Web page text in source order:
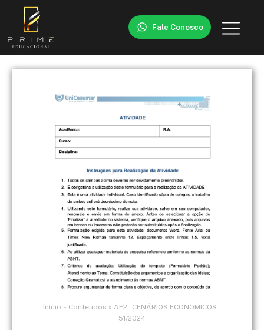
Fale Conosco
Início » Conteúdos » AE2 - CENÁRIOS ECONÔMICOS -
51/2024